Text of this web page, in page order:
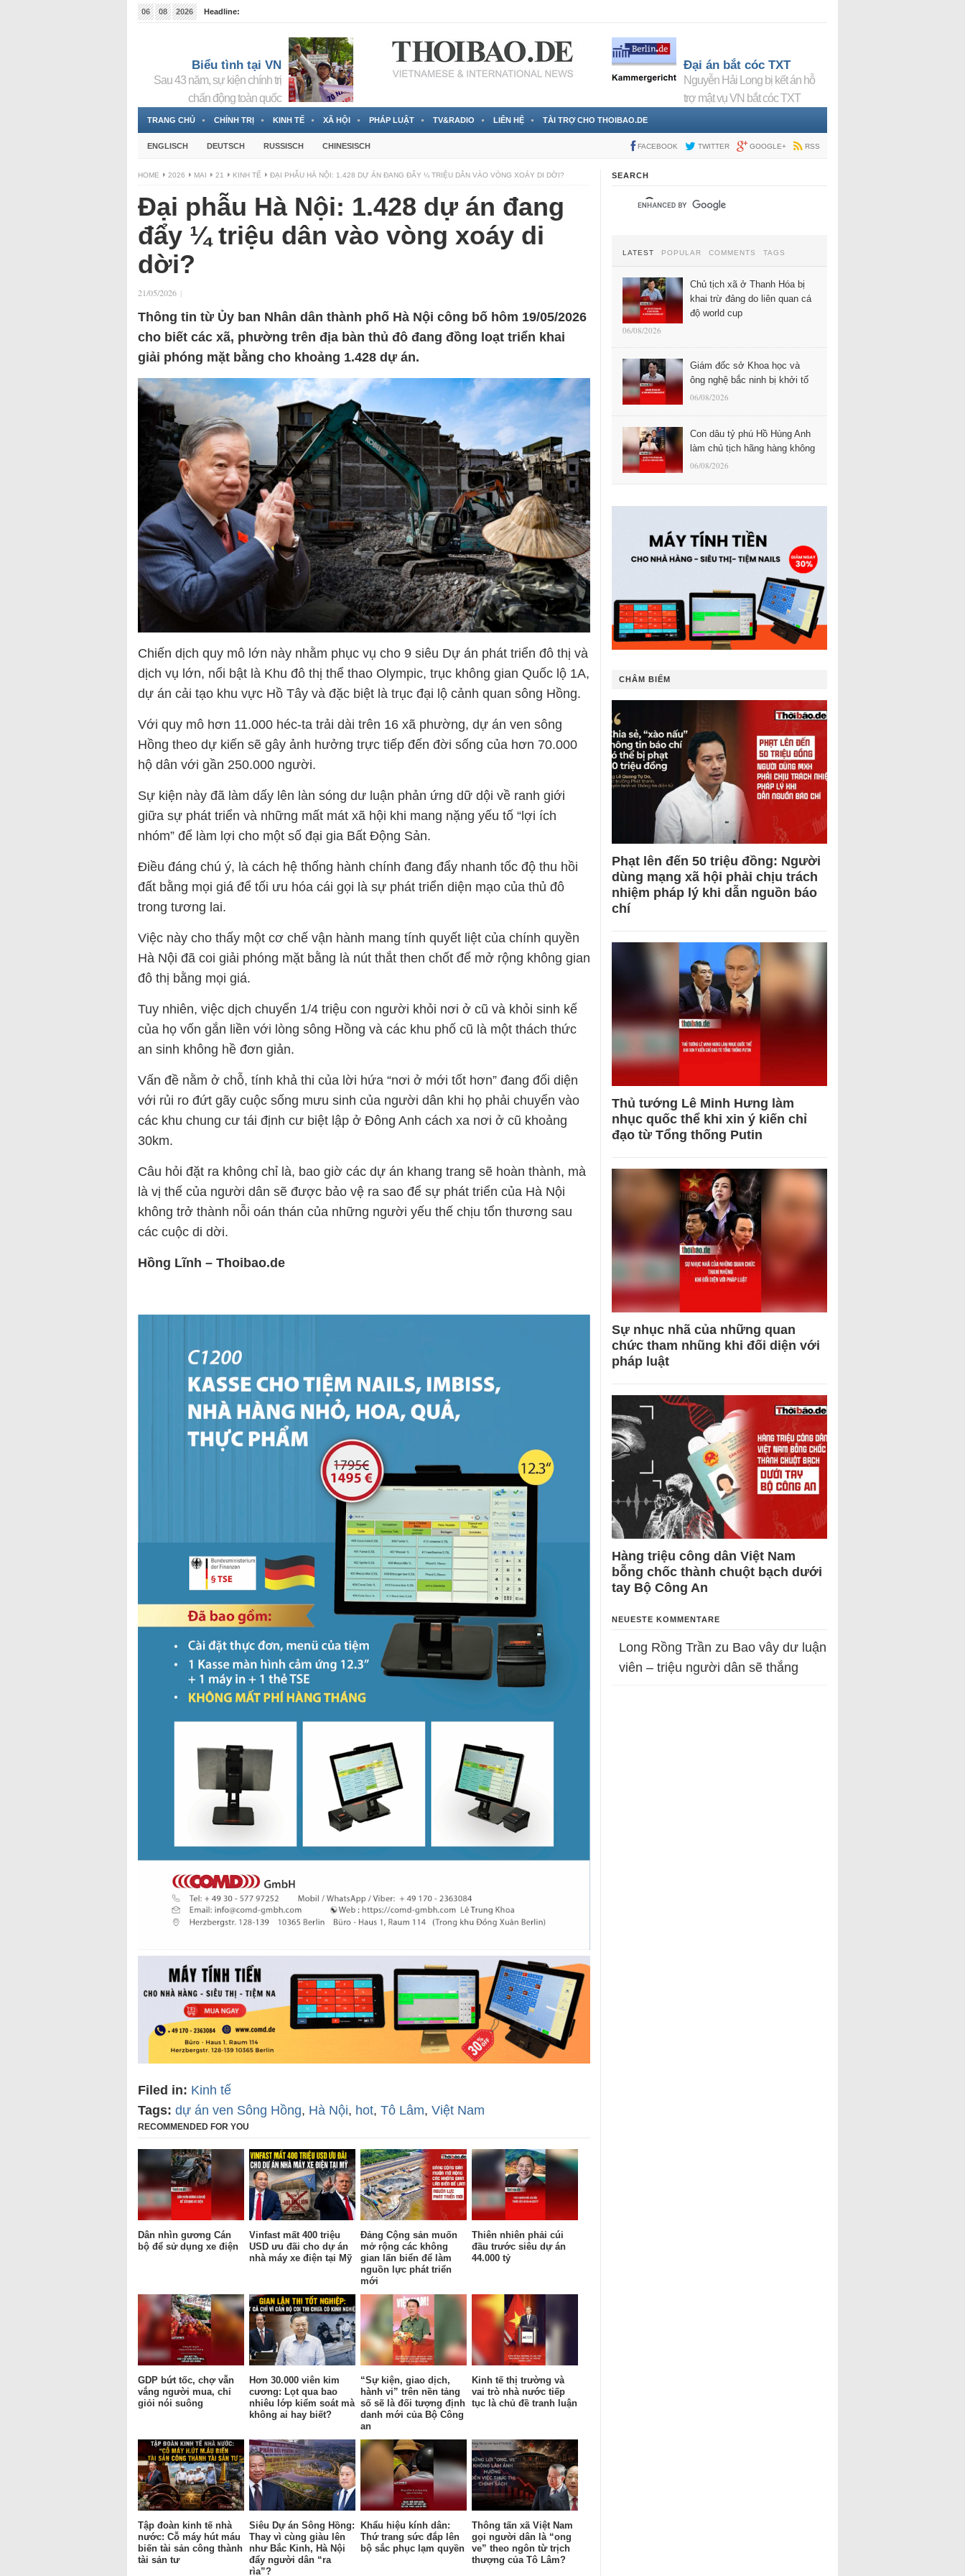
06 08 2026
Headline:
Biểu tình tại VN
Sau 43 năm, sự kiện chính trị
chấn động toàn quốc
Đại án bắt cóc TXT
Nguyễn Hải Long bị kết án hỗ
trợ mật vụ VN bắt cóc TXT
TRANG CHỦ CHÍNH TRỊ KINH TẾ XÃ HỘI PHÁP LUẬT TV&RADIO LIÊN HỆ TÀI TRỢ CHO THOIBAO.DE
ENGLISCH DEUTSCH RUSSISCH CHINESISCH FACEBOOK TWITTER GOOGLE+ RSS
HOME 2026 MAI 21 KINH TẾ ĐẠI PHẪU HÀ NỘI: 1.428 DỰ ÁN ĐANG ĐẨY ¼ TRIỆU DÂN VÀO VÒNG XOÁY DI DỜI?
Đại phẫu Hà Nội: 1.428 dự án đang
đẩy ¼ triệu dân vào vòng xoáy di
dời?
21/05/2026 |
Thông tin từ Ủy ban Nhân dân thành phố Hà Nội công bố hôm 19/05/2026
cho biết các xã, phường trên địa bàn thủ đô đang đồng loạt triển khai
giải phóng mặt bằng cho khoảng 1.428 dự án.
Chiến dịch quy mô lớn này nhằm phục vụ cho 9 siêu Dự án phát triển đô thị và
dịch vụ lớn, nổi bật là Khu đô thị thể thao Olympic, trục không gian Quốc lộ 1A,
dự án cải tạo khu vực Hồ Tây và đặc biệt là trục đại lộ cảnh quan sông Hồng.
Với quy mô hơn 11.000 héc-ta trải dài trên 16 xã phường, dự án ven sông
Hồng theo dự kiến sẽ gây ảnh hưởng trực tiếp đến đời sống của hơn 70.000
hộ dân với gần 250.000 người.
Sự kiện này đã làm dấy lên làn sóng dư luận phản ứng dữ dội về ranh giới
giữa sự phát triển và những mất mát xã hội khi mang nặng yếu tố “lợi ích
nhóm” để làm lợi cho một số đại gia Bất Động Sản.
Điều đáng chú ý, là cách hệ thống hành chính đang đẩy nhanh tốc độ thu hồi
đất bằng mọi giá để tối ưu hóa cái gọi là sự phát triển diện mạo của thủ đô
trong tương lai.
Việc này cho thấy một cơ chế vận hành mang tính quyết liệt của chính quyền
Hà Nội đã coi giải phóng mặt bằng là nút thắt then chốt để mở rộng không gian
đô thị bằng mọi giá.
Tuy nhiên, việc dịch chuyển 1/4 triệu con người khỏi nơi ở cũ và khỏi sinh kế
của họ vốn gắn liền với lòng sông Hồng và các khu phố cũ là một thách thức
an sinh không hề đơn giản.
Vấn đề nằm ở chỗ, tính khả thi của lời hứa “nơi ở mới tốt hơn” đang đối diện
với rủi ro đứt gãy cuộc sống mưu sinh của người dân khi họ phải chuyển vào
các khu chung cư tái định cư biệt lập ở Đông Anh cách xa nơi ở cũ khoảng
30km.
Câu hỏi đặt ra không chỉ là, bao giờ các dự án khang trang sẽ hoàn thành, mà
là vị thế của người dân sẽ được bảo vệ ra sao để sự phát triển của Hà Nội
không trở thành nỗi oán thán của những người yếu thế chịu tổn thương sau
các cuộc di dời.
Hồng Lĩnh – Thoibao.de
Filed in: Kinh tế
Tags: dự án ven Sông Hồng, Hà Nội, hot, Tô Lâm, Việt Nam
RECOMMENDED FOR YOU
Dân nhìn gương Cán
bộ để sử dụng xe điện
Vinfast mất 400 triệu
USD ưu đãi cho dự án
nhà máy xe điện tại Mỹ
Đảng Cộng sản muốn
mở rộng các không
gian lấn biển để làm
nguồn lực phát triển
mới
Thiên nhiên phải cúi
đầu trước siêu dự án
44.000 tỷ
GDP bứt tốc, chợ vẫn
vắng người mua, chỉ
giỏi nói suông
Hơn 30.000 viên kim
cương: Lọt qua bao
nhiêu lớp kiểm soát mà
không ai hay biết?
“Sự kiện, giao dịch,
hành vi” trên nền tảng
số sẽ là đối tượng định
danh mới của Bộ Công
an
Kinh tế thị trường và
vai trò nhà nước tiếp
tục là chủ đề tranh luận
Tập đoàn kinh tế nhà
nước: Cỗ máy hút máu
biến tài sản công thành
tài sản tư
Siêu Dự án Sông Hồng:
Thay vì cùng giàu lên
như Bắc Kinh, Hà Nội
đẩy người dân “ra
rìa”?
Khẩu hiệu kính dân:
Thứ trang sức đắp lên
bộ sắc phục lạm quyền
Thông tấn xã Việt Nam
gọi người dân là “ong
ve” theo ngôn từ trịch
thượng của Tô Lâm?
SEARCH
LATEST POPULAR COMMENTS TAGS
Chủ tịch xã ở Thanh Hóa bị
khai trừ đảng do liên quan cá
độ world cup
06/08/2026
Giám đốc sở Khoa học và
ông nghệ bắc ninh bị khởi tố
06/08/2026
Con dâu tỷ phú Hồ Hùng Anh
làm chủ tịch hãng hàng không
06/08/2026
CHÂM BIẾM
Phạt lên đến 50 triệu đồng: Người
dùng mạng xã hội phải chịu trách
nhiệm pháp lý khi dẫn nguồn báo
chí
Thủ tướng Lê Minh Hưng làm
nhục quốc thể khi xin ý kiến chỉ
đạo từ Tổng thống Putin
Sự nhục nhã của những quan
chức tham nhũng khi đối diện với
pháp luật
Hàng triệu công dân Việt Nam
bỗng chốc thành chuột bạch dưới
tay Bộ Công An
NEUESTE KOMMENTARE
Long Rồng Trần zu Bao vây dư luận
viên – triệu người dân sẽ thắng